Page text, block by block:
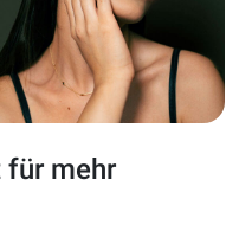
für mehr